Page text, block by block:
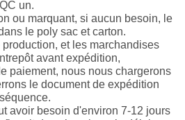
un.
ou marquant, si aucun besoin, le
le poly sac et carton.
et les marchandises
avant expédition,
paiement, nous nous chargerons
le document de expédition
avoir besoin d'environ 7-12 jours